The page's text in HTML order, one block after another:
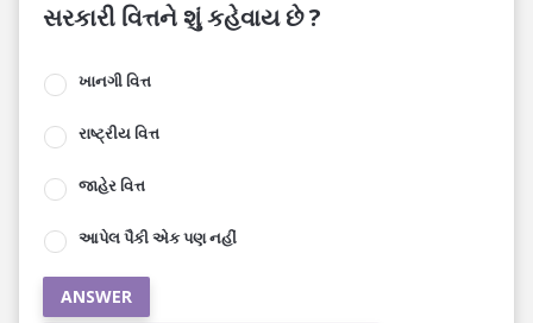
સરકારી વિત્તને શું કહેવાય છે ?
ખાનગી વિત્ત
રાષ્ટ્રીય વિત્ત
જાહેર વિત્ત
આપેલ પૈકી એક પણ નહીં
ANSWER